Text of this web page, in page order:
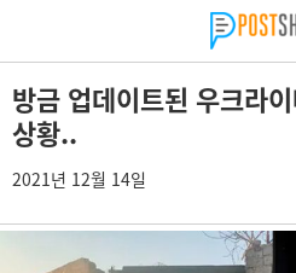
방금 업데이트된 우크라
상황..
2021년 12월 14일